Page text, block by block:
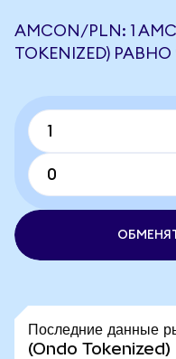
AMCON/PLN: 1
TOKENIZED) РАВНО
Последние
(Ondo Tokenized)